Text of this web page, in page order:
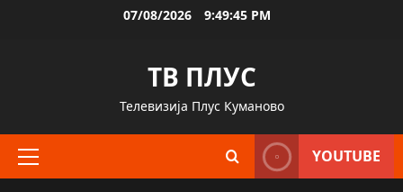
07/08/2026 9:49:46 PM
ТВ ПЛУС
Телевизија Плус Куманово
Primary
YOUTUBE